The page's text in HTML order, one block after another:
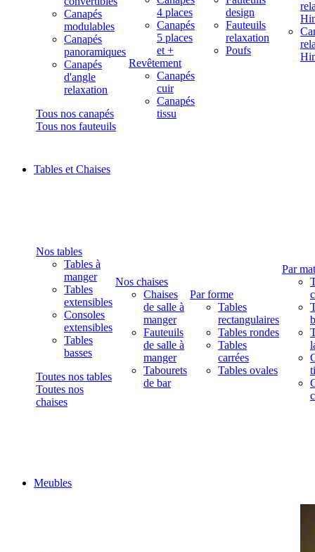
Canapés
modulables
Canapés
panoramiques
Canapés
d'angle
relaxation
Tous nos canapés
Tous nos fauteuils
4 places
Canapés
5 places
et +
Revêtement
Canapés
cuir
Canapés
tissu
design
Fauteuils
relaxation
Poufs
Tables et Chaises
Nos tables
Tables à
manger
Tables
extensibles
Consoles
extensibles
Tables
basses
Toutes nos tables
Toutes nos
chaises
Nos chaises
Chaises
de salle à
manger
Fauteuils
de salle à
manger
Tabourets
de bar
Par forme
Tables
rectangulaires
Tables rondes
Tables
carrées
Tables ovales
Par
Meubles